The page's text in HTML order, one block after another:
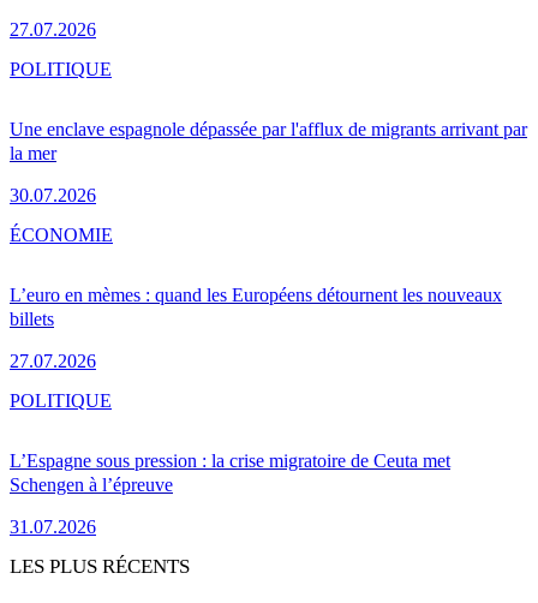
27.07.2026
Une enclave espagnole dépassée par l'afflux de migrants arrivant par
la mer
30.07.2026
POLITIQUE
L’euro en mèmes : quand les Européens détournent les nouveaux
billets
27.07.2026
ÉCONOMIE
L’Espagne sous pression : la crise migratoire de Ceuta met
Schengen à l’épreuve
31.07.2026
POLITIQUE
LES PLUS RÉCENTS